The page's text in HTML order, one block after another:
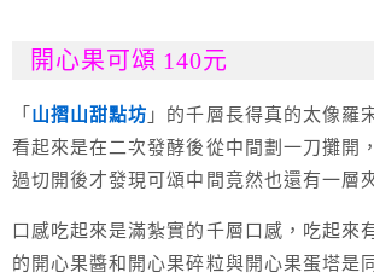
開心果可頌 140元
「 山摺山甜點坊 」的千層長得真的太像羅
看起來是在二次發酵後從中間劃一刀攤開
過切開後才發現可頌中間竟然也還有一層
口感吃起來是滿紮實的千層口感，吃起來
的開心果醬和開心果碎粒與開心果蛋塔是